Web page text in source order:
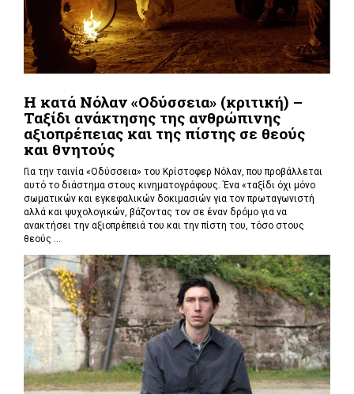
Η κατά Νόλαν «Οδύσσεια» (κριτική) –
Ταξίδι ανάκτησης της ανθρώπινης
αξιοπρέπειας και της πίστης σε θεούς
και θνητούς
Για την ταινία «Οδύσσεια» του Κρίστοφερ Νόλαν,που προβάλλεται
αυτό το διάστημα στους κινηματογράφους. Ένα «ταξίδι όχι μόνο
σωματικών και εγκεφαλικών δοκιμασιών για τον πρωταγωνιστή
αλλά και ψυχολογικών, βάζοντας τον σε έναν δρόμο για να
ανακτήσει την αξιοπρέπειά του και την πίστη του, τόσο στους
θεούς ...